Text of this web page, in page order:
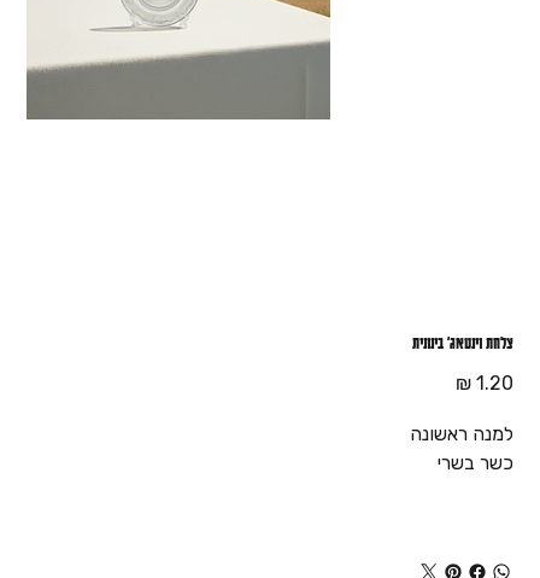
צלחת וינטאג' בינונית
מחיר
למנה ראשונה
כשר בשרי